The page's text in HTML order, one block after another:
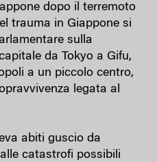
dopo il terremoto
trauma in Giappone si
sulla
da Tokyo a Gifu,
a un piccolo centro,
legata al
abiti guscio da
catastrofi possibili